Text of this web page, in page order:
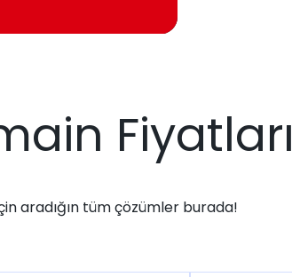
Fiyatları
aradığın tüm çözümler burada!